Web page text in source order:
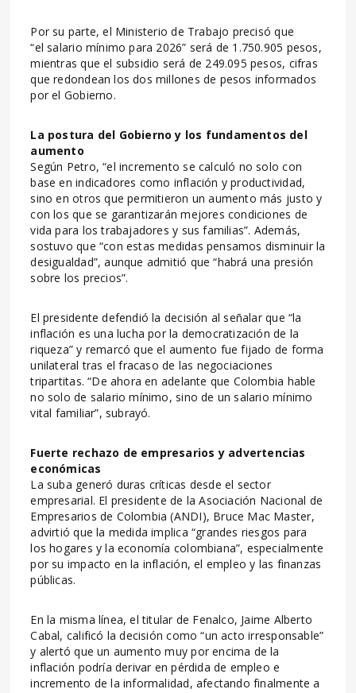
Por su parte, el Ministerio de Trabajo precisó que
“el salario mínimo para 2026” será de 1.750.905 pesos,
mientras que el subsidio será de 249.095 pesos, cifras
que redondean los dos millones de pesos informados
por el Gobierno.
La postura del Gobierno y los fundamentos del
aumento
Según Petro, “el incremento se calculó no solo con
base en indicadores como inflación y productividad,
sino en otros que permitieron un aumento más justo y
con los que se garantizarán mejores condiciones de
vida para los trabajadores y sus familias”. Además,
sostuvo que “con estas medidas pensamos disminuir la
desigualdad”, aunque admitió que “habrá una presión
sobre los precios”.
El presidente defendió la decisión al señalar que “la
inflación es una lucha por la democratización de la
riqueza” y remarcó que el aumento fue fijado de forma
unilateral tras el fracaso de las negociaciones
tripartitas. “De ahora en adelante que Colombia hable
no solo de salario mínimo, sino de un salario mínimo
vital familiar”, subrayó.
Fuerte rechazo de empresarios y advertencias
económicas
La suba generó duras críticas desde el sector
empresarial. El presidente de la Asociación Nacional de
Empresarios de Colombia (ANDI), Bruce Mac Master,
advirtió que la medida implica “grandes riesgos para
los hogares y la economía colombiana”, especialmente
por su impacto en la inflación, el empleo y las finanzas
públicas.
En la misma línea, el titular de Fenalco, Jaime Alberto
Cabal, calificó la decisión como “un acto irresponsable”
y alertó que un aumento muy por encima de la
inflación podría derivar en pérdida de empleo e
incremento de la informalidad, afectando finalmente a